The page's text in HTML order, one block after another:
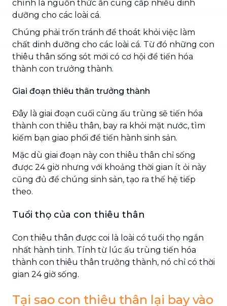
chính là nguồn thức ăn cung cấp nhiều dinh
dưỡng cho các loài cá.
Chúng phải trốn tránh để thoát khỏi việc làm
chất dinh dưỡng cho các loài cá. Từ đó những con
thiêu thân sống sót mới có cơ hội để tiến hóa
thành con trưởng thành.
Giai đoạn thiêu thân trưởng thành
Đây là giai đoạn cuối cùng ấu trùng sẽ tiến hóa
thành con thiêu thân, bay ra khỏi mặt nước, tìm
kiếm bạn giao phối để tiến hành sinh sản.
Mặc dù giai đoạn này con thiêu thân chỉ sống
được 24 giờ nhưng với khoảng thời gian ít ỏi này
cũng đủ để chúng sinh sản, tạo ra thế hệ tiếp
theo.
Tuổi thọ của con thiêu thân
Con thiêu thân được coi là loài có tuổi thọ ngắn
nhất hành tinh. Tính từ lúc ấu trùng tiến hóa
thành con thiêu thân trưởng thành, nó chỉ có thời
gian 24 giờ sống.
Tại sao con thiêu thân lại bay vào